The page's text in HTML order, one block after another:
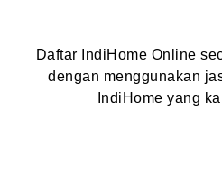
Daftar IndiHome Online
dengan menggunakan
IndiHome yang